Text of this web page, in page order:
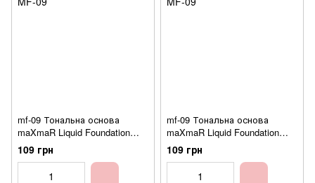
mf-09 Тональна основа
maXmaR Liquid Foundation
(туб. 60мл.) №03
109 грн
mf-09 Тональна основа
maXmaR Liquid Foundation
(туб. 60мл.) №04
109 грн